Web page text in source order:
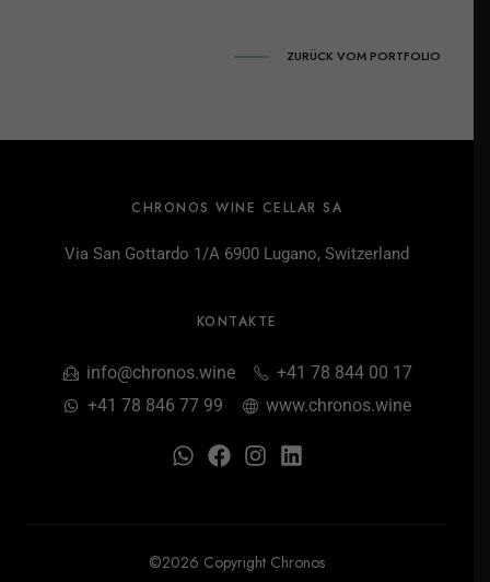
ZURÜCK VOM PORTFOLIO
CHRONOS WINE CELLAR SA
Via San Gottardo 1/A 6900 Lugano, Switzerland
KONTAKTE
info@chronos.wine
+41 78 844 00 17
+41 78 846 77 99
www.chronos.wine
©2026 Copyright Chronos